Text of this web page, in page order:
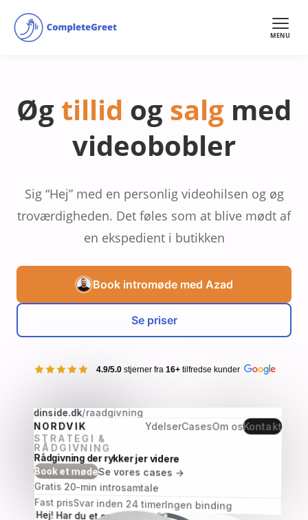
Øg tillid og salg med
videobobler
Sig “Hej” med en personlig videohilsen og øg
troværdigheden. Det føles som at blive mødt af
en ekspedient i butikken
Book intromøde med Azad
Se priser
4.9/5.0 stjerner fra 16+ tilfredse kunder
dinside.dk/raadgivning
NORDVIK YdelserCasesOm osKontakt
STRATEGI &
RÅDGIVNING
Rådgivning der rykker jer videre
Book et mødeSe vores cases →
Gratis 20-min introsamtale
Fast prisSvar inden 24 timerIngen binding
MENU